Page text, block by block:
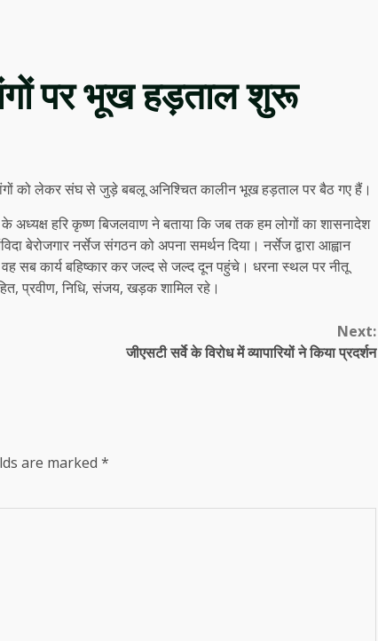
पर भूख हड़ताल शुरू
मांगों को लेकर संघ से जुड़े बबलू अनिश्चित कालीन भूख हड़ताल पर बैठ गए हैं।
हरि कृष्ण बिजलवाण ने बताया कि जब तक हम लोगों का शासनादेश
बेरोजगार नर्सेज संगठन को अपना समर्थन दिया। नर्सेज द्वारा आह्वान
सब कार्य बहिष्कार कर जल्द से जल्द दून पहुंचे। धरना स्थल पर नीतू
प्रवीण, निधि, संजय, खड़क शामिल रहे।
Next:
जीएसटी सर्वे के विरोध में व्यापारियों ने किया प्रदर्शन
are marked *